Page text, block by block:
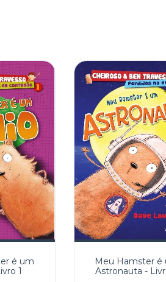
é um
1
Meu Hamster é
Astronauta -